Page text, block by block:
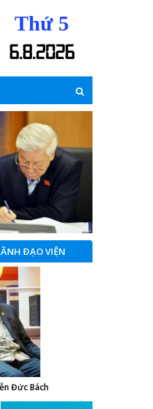
Thứ 5
6.8.2026
ĐẠO VIỆN
Đức Bách